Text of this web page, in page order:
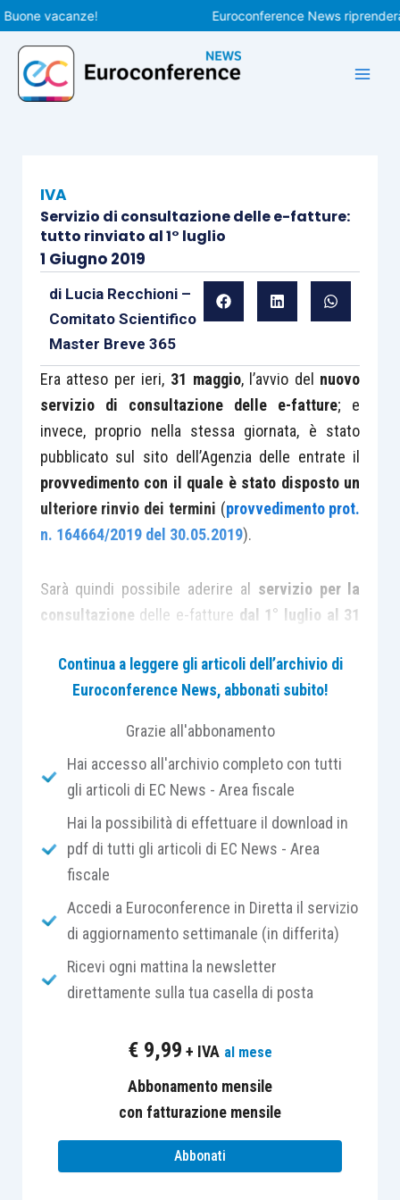
Vai
al
contenuto
vacanze! Euroconference News riprenderà le
IVA
Servizio di consultazione delle e-fatture:
tutto rinviato al 1° luglio
1 Giugno 2019
di Lucia Recchioni –
Comitato Scientifico
Master Breve 365
Era atteso per ieri, 31 maggio, l’avvio del nuovo
servizio di consultazione delle e-fatture; e
invece, proprio nella stessa giornata, è stato
pubblicato sul sito dell’Agenzia delle entrate il
provvedimento con il quale è stato disposto un
ulteriore rinvio dei termini (provvedimento prot.
n. 164664/2019 del 30.05.2019).
Sarà quindi possibile aderire al servizio per la
consultazione delle e-fatture dal 1° luglio al 31
In caso di mancata adesione, l’Agenzia
cancellare i file xml
Una breve sintesi di quanto avvenuto negli
ultimi mesi
Giova a tal proposito ricordare che
originariamente
89757/2018 del 30.04.2018, fu previsto chetutti
i soggetti chiamati a trasmettere
telematicamente le fatture
potevano
i documenti
sul portale dell’Agenzia delle entrate.
consultazione delle fatture
considerata (e continua a dover esser
considerata) unservizio ulteriore e distinto
rispetto a quello della conservazione delle
fatture elettroniche.
Continua a leggere gli articoli dell’archivio di
Euroconference News, abbonati subito!
Grazie all'abbonamento
Hai accesso all'archivio completo con tutti
gli articoli di EC News - Area fiscale
Hai la possibilità di effettuare il download in
pdf di tutti gli articoli di EC News - Area
fiscale
Accedi a Euroconference in Diretta il servizio
di aggiornamento settimanale (in differita)
Ricevi ogni mattina la newsletter
direttamente sulla tua casella di posta
€ 9,99 + IVA al mese
Abbonamento mensile
con fatturazione mensile
Abbonati